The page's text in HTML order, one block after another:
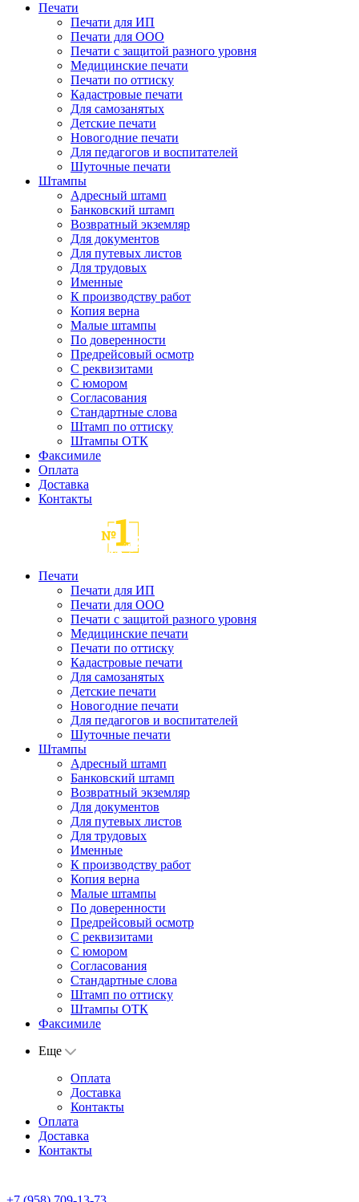
Печати
Печати для ИП
Печати для ООО
Печати с защитой разного уровня
Медицинские печати
Печати по оттиску
Кадастровые печати
Для самозанятых
Детские печати
Новогодние печати
Для педагогов и воспитателей
Шуточные печати
Штампы
Адресный штамп
Банковский штамп
Возвратный экземляр
Для документов
Для путевых листов
Для трудовых
Именные
К производству работ
Копия верна
Малые штампы
По доверенности
Предрейсовый осмотр
С реквизитами
С юмором
Согласования
Стандартные слова
Штамп по оттиску
Штампы ОТК
Факсимиле
Оплата
Доставка
Контакты
Печати
Печати для ИП
Печати для ООО
Печати с защитой разного уровня
Медицинские печати
Печати по оттиску
Кадастровые печати
Для самозанятых
Детские печати
Новогодние печати
Для педагогов и воспитателей
Шуточные печати
Штампы
Адресный штамп
Банковский штамп
Возвратный экземляр
Для документов
Для путевых листов
Для трудовых
Именные
К производству работ
Копия верна
Малые штампы
По доверенности
Предрейсовый осмотр
С реквизитами
С юмором
Согласования
Стандартные слова
Штамп по оттиску
Штампы ОТК
Факсимиле
Еще
Оплата
Доставка
Контакты
Оплата
Доставка
Контакты